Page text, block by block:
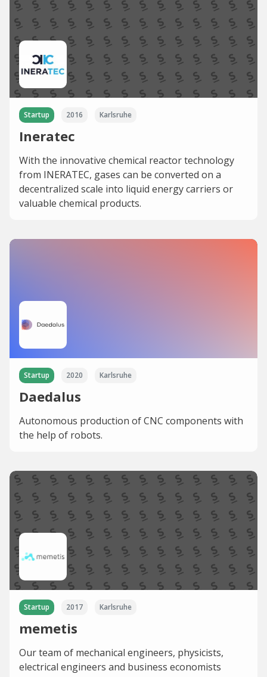
Startup 2016 Karlsruhe
Ineratec
With the innovative chemical reactor technology
from INERATEC, gases can be converted on a
decentralized scale into liquid energy carriers or
valuable chemical products.
Startup 2020 Karlsruhe
Daedalus
Autonomous production of CNC components with
the help of robots.
Startup 2017 Karlsruhe
memetis
Our team of mechanical engineers, physicists,
electrical engineers and business economists